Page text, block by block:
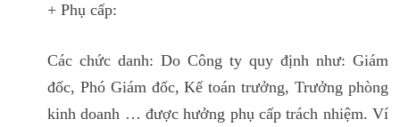
+ Phụ cấp:
Các chức danh: Do Công ty quy định như: Giám
đốc, Phó Giám đốc, Kế toán trưởng, Trưởng phòng
kinh doanh … được hưởng phụ cấp trách nhiệm. Ví